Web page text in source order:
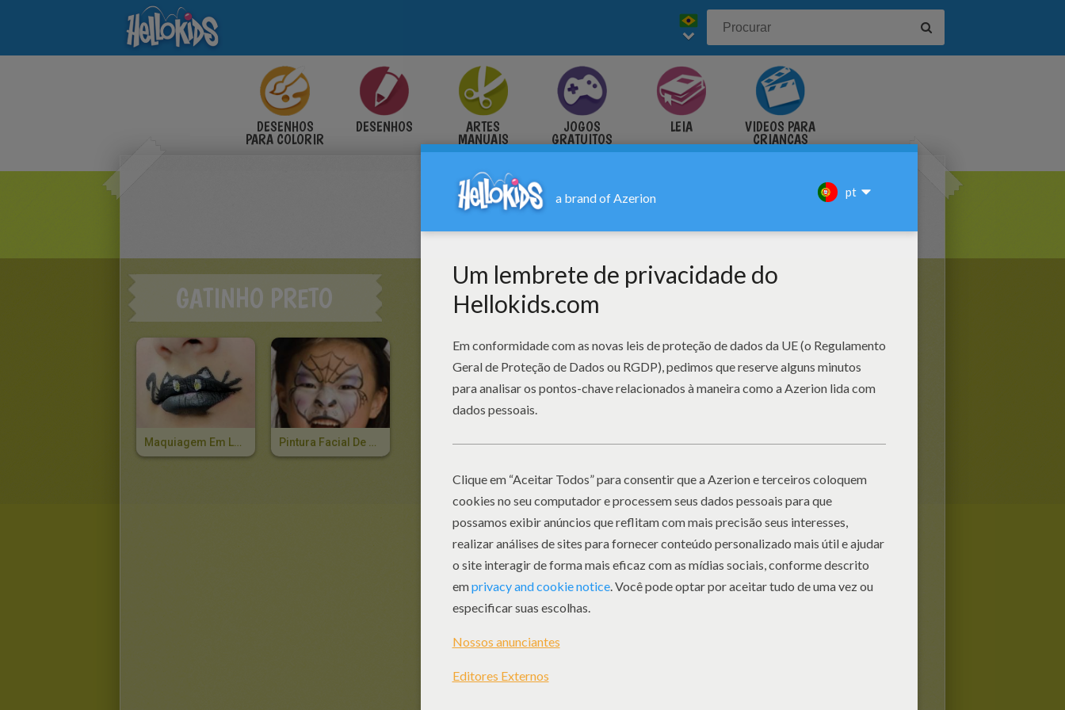
DESENHOS
PARA COLORIR
DESENHOS ARTES
MANUAIS
JOGOS
GRATUITOS
LEIA VÍDEOS PARA
CRIANÇAS
GATINHO PRETO